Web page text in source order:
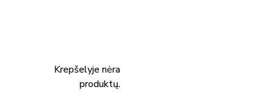
Krepšelyje nėra
produktų.